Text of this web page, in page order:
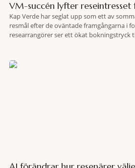
VM-succén lyfter reseintresset
Kap Verde har seglat upp som ett av
resmål efter de oväntade framgångarna i
researrangörer ser ett ökat bokningstryck
motsvarande vecka i